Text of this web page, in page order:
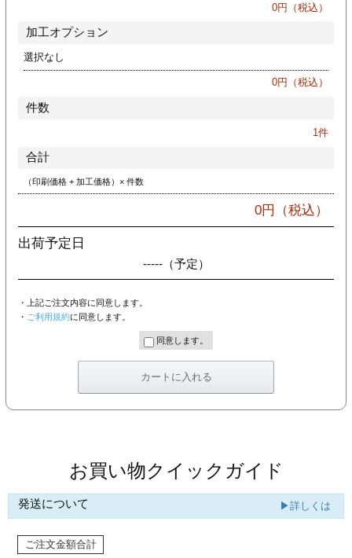
0円（税込）
加工オプション
選択なし
0円（税込）
件数
1件
合計
（印刷価格 + 加工価格）× 件数
0円（税込）
出荷予定日
-----（予定）
・上記ご注文内容に同意します。
・ ご利用規約に同意します。
同意します。
お買い物クイックガイド
発送について ▶詳しくは
ご注文金額合計